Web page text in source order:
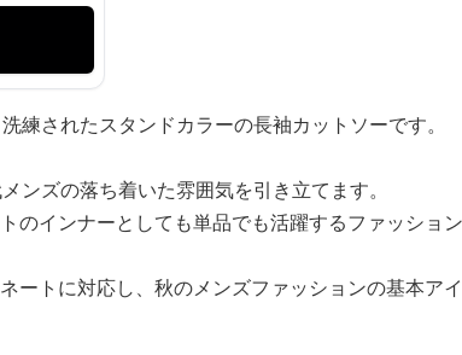
練されたスタンドカラーの長袖カットソーです。
ンズの落ち着いた雰囲気を引き立てます。
インナーとしても単品でも活躍するファッション
ートに対応し、秋のメンズファッションの基本ア